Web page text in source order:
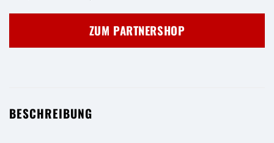
Preis
war:
69,00 €
ist:
44,99 €.
ZUM PARTNERSHOP
BESCHREIBUNG